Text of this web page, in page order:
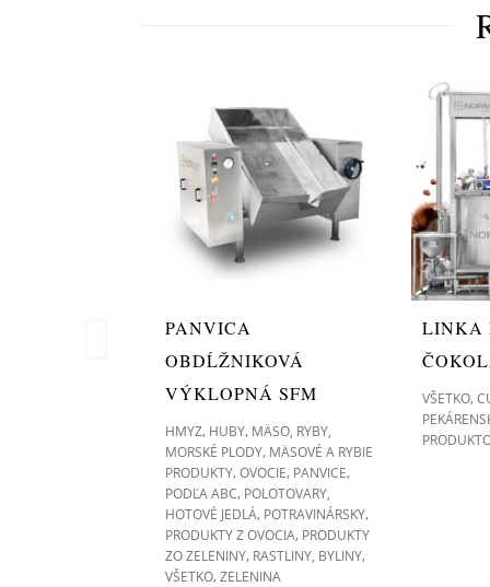
PANVICA
OBDĹŽNIKOVÁ
VÝKLOPNÁ SFM
HMYZ, HUBY, MÄSO, RYBY,
MORSKÉ PLODY, MÄSOVÉ A RYBIE
PRODUKTY,OVOCIE, PANVICE,
PODĽA ABC, POLOTOVARY,
HOTOVÉ JEDLÁ, POTRAVINÁRSKY,
PRODUKTY Z OVOCIA, PRODUKTY
ZO ZELENINY, RASTLINY, BYLINY,
VŠETKO,ZELENINA
LINKA
VŠETKO,